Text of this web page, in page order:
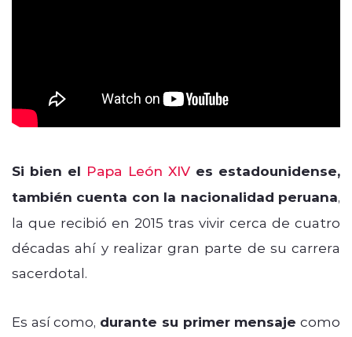
Si bien el Papa León XIVes estadounidense,
también cuenta con la nacionalidad peruana,
la que recibió en 2015 tras vivir cerca de cuatro
décadas ahí y realizar gran parte de su carrera
sacerdotal.
Es así como, durante su primer mensaje como